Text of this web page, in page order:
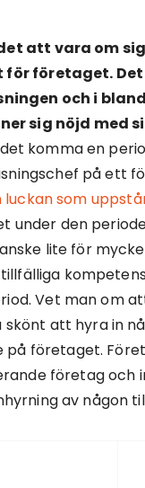
att vara om
för företaget.
och i
sig nöjd med
komma en
på ett
luckan som
under den
lite för
Vet man om
att hyra in
företaget.
företag och
av någon